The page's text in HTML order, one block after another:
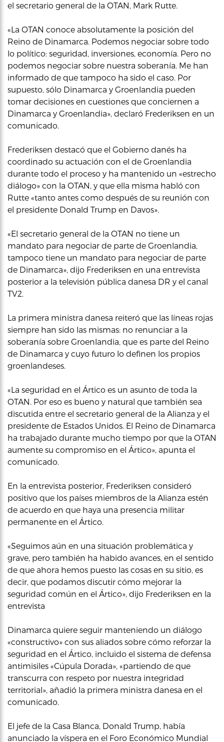
el secretario general de la OTAN, Mark Rutte.
«La OTAN conoce absolutamente la posición del
Reino de Dinamarca. Podemos negociar sobre todo
lo político: seguridad, inversiones, economía. Pero no
podemos negociar sobre nuestra soberanía. Me han
informado de que tampoco ha sido el caso. Por
supuesto, sólo Dinamarca y Groenlandia pueden
tomar decisiones en cuestiones que conciernen a
Dinamarca y Groenlandia», declaró Frederiksen en un
comunicado.
Frederiksen destacó que el Gobierno danés ha
coordinado su actuación con el de Groenlandia
durante todo el proceso y ha mantenido un «estrecho
diálogo» con la OTAN, y que ella misma habló con
Rutte «tanto antes como después de su reunión con
el presidente Donald Trump en Davos».
«El secretario general de la OTAN no tiene un
mandato para negociar de parte de Groenlandia,
tampoco tiene un mandato para negociar de parte
de Dinamarca», dijo Frederiksen en una entrevista
posterior a la televisión pública danesa DR y el canal
TV2.
La primera ministra danesa reiteró que las líneas rojas
siempre han sido las mismas: no renunciar a la
soberanía sobre Groenlandia, que es parte del Reino
de Dinamarca y cuyo futuro lo definen los propios
groenlandeses.
«La seguridad en el Ártico es un asunto de toda la
OTAN. Por eso es bueno y natural que también sea
discutida entre el secretario general de la Alianza y el
presidente de Estados Unidos. El Reino de Dinamarca
ha trabajado durante mucho tiempo por que la OTAN
aumente su compromiso en el Ártico», apunta el
comunicado.
En la entrevista posterior, Frederiksen consideró
positivo que los países miembros de la Alianza estén
de acuerdo en que haya una presencia militar
permanente en el Ártico.
«Seguimos aún en una situación problemática y
grave, pero también ha habido avances, en el sentido
de que ahora hemos puesto las cosas en su sitio, es
decir, que podamos discutir cómo mejorar la
seguridad común en el Ártico», dijo Frederiksen en la
entrevista
Dinamarca quiere seguir manteniendo un diálogo
«constructivo» con sus aliados sobre cómo reforzar la
seguridad en el Ártico, incluido el sistema de defensa
antimisiles «Cúpula Dorada», «partiendo de que
transcurra con respeto por nuestra integridad
territorial», añadió la primera ministra danesa en el
comunicado.
El jefe de la Casa Blanca, Donald Trump, había
anunciado la víspera en el Foro Económico Mundial